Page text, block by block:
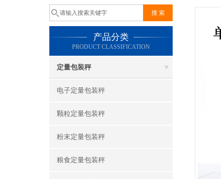
产品分类
PRODUCT CLASSIFICATION
定量包装秤
电子定量包装秤
颗粒定量包装秤
粉末定量包装秤
粮食定量包装秤